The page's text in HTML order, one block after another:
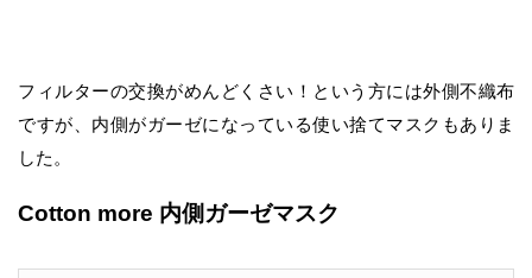
フィルターの交換がめんどくさい！という方には外側不織布
ですが、内側がガーゼになっている使い捨てマスクもありま
した。
Cotton more 内側ガーゼマスク